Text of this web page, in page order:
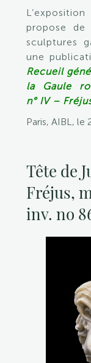
propose de
sculptures
une
Recueil
la Gaule
n° IV –
Paris, AIBL, le
Tête de
Fréjus,
inv. no